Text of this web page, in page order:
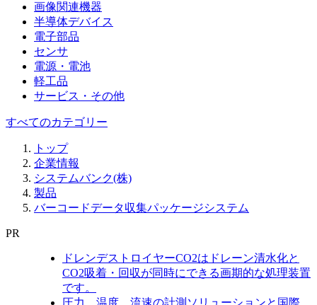
画像関連機器
半導体デバイス
電子部品
センサ
電源・電池
軽工品
サービス・その他
すべてのカテゴリー
トップ
企業情報
システムバンク(株)
製品
バーコードデータ収集パッケージシステム
PR
ドレンデストロイヤーCO2はドレーン清水化と
CO2吸着・回収が同時にできる画期的な処理装置
です。
圧力、温度、流速の計測ソリューションと国際